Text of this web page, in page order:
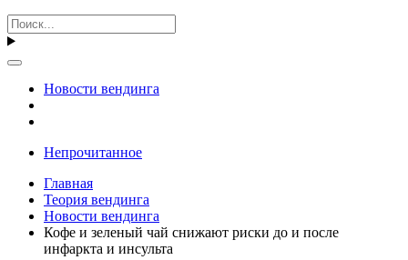
Новости вендинга
Непрочитанное
Главная
Теория вендинга
Новости вендинга
Кофе и зеленый чай снижают риски до и после
инфаркта и инсульта